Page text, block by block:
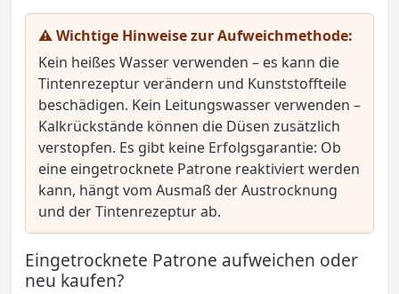
⚠ Wichtige Hinweise zur Aufweichmethode:
Kein heißes Wasser verwenden – es kann die
Tintenrezeptur verändern und Kunststoffteile
beschädigen. Kein Leitungswasser verwenden –
Kalkrückstände können die Düsen zusätzlich
verstopfen. Es gibt keine Erfolgsgarantie: Ob
eine eingetrocknete Patrone reaktiviert werden
kann, hängt vom Ausmaß der Austrocknung
und der Tintenrezeptur ab.
Eingetrocknete Patrone aufweichen oder
neu kaufen?